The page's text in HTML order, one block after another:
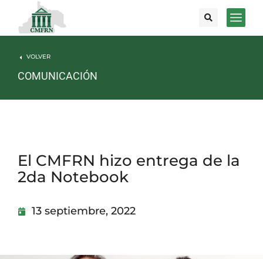
VOLVER
COMUNICACIÓN
El CMFRN hizo entrega de la
2da Notebook
13 septiembre, 2022